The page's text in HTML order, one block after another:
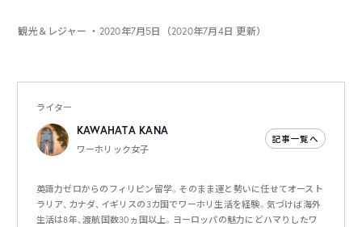
観光＆レジャー ・2020年7月5日（2020年7月4日 更新）
ライター
KAWAHATA KANA
ワーホリック女子
記事一覧へ
英語力ゼロからのフィリピン留学。そのまま運と勢いに任せてオースト
ラリア、カナダ、イギリスの3カ国でワーホリ生活を経験。気づけば海外
生活は8年、渡航国数30ヵ国以上。ヨーロッパの魅力にどハマりしたワ